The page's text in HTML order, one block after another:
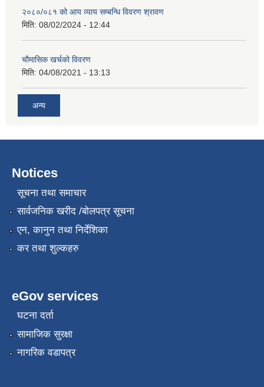
२०८०/०८१ को आय व्याय सम्बन्धि विवरण श्रावण
मिति: 08/02/2024 - 12:44
चौमासिक खर्चको विवरण
मिति: 04/08/2021 - 13:13
अन्य
Notices
सूचना तथा समाचार
सार्वजनिक खरीद /बोलपत्र सूचना
एन, कानुन तथा निर्देशिका
कर तथा शुल्कहरु
eGov services
घटना दर्ता
सामाजिक सुरक्षा
नागरिक वडापत्र